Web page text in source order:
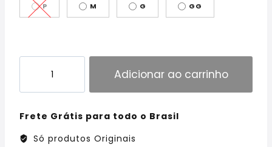
P M G GG
Adicionar ao carrinho
Frete Grátis para todo o Brasil
Só produtos Originais